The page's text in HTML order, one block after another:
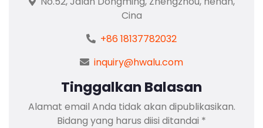
Cina
+86 18137782032
inquiry@hwalu.com
Tinggalkan Balasan
Alamat email Anda tidak akan dipublikasikan.
Bidang yang harus diisi ditandai *